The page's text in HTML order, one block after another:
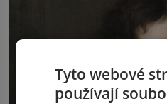
Tyto webové
používají